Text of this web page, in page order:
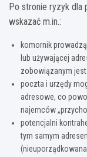
Po stronie ryzyk dla
wskazać m.in.:
komornik
lub używającej
zobowiązanym jest
poczta i urzędy
adresowe, co
najemców
potencjalni
tym samym